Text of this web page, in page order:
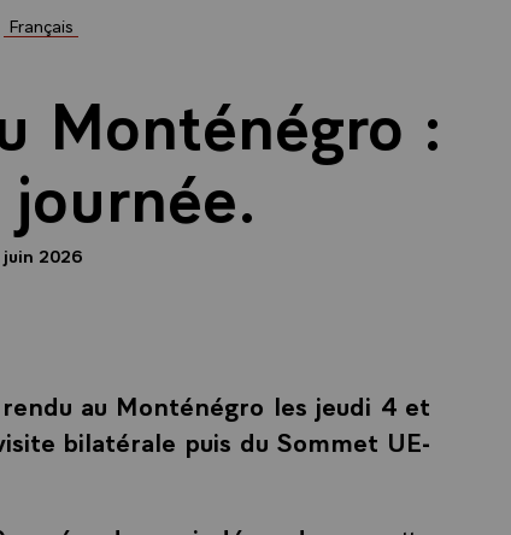
Français
Monténégro :
2026
au Monténégro les jeudi 4 et
bilatérale puis du Sommet UE-